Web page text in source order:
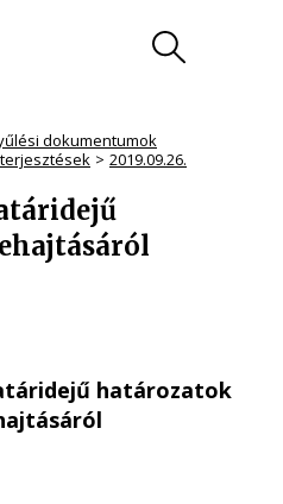
dokumentumok
2019.09.26.
határozatok